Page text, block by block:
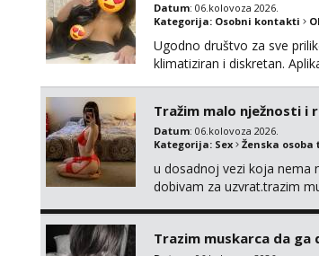
Datum: 06.kolovoza 2026.
Kategorija: Osobni kontakti
Ugodno društvo za sve
klimatiziran i diskretan.
Tražim malo nježnosti i
Datum: 06.kolovoza 2026.
Kategorija: Sex Ženska osoba
u dosadnoj vezi koja nema
dobivam za uzvrat.trazim
Trazim muskarca da ga